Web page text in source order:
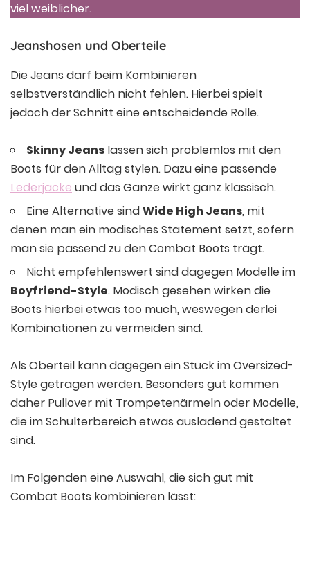
viel weiblicher.
Jeanshosen und Oberteile
Die Jeans darf beim Kombinieren
selbstverständlich nicht fehlen. Hierbei spielt
jedoch der Schnitt eine entscheidende Rolle.
Skinny Jeans lassen sich problemlos mit den
Boots für den Alltag stylen. Dazu eine passende
Lederjacke und das Ganze wirkt ganz klassisch.
Eine Alternative sindWide High Jeans, mit
denen man ein modisches Statement setzt, sofern
man sie passend zu den Combat Boots trägt.
Nicht empfehlenswert sind dagegen Modelle im
Boyfriend-Style. Modisch gesehen wirken die
Boots hierbei etwas too much, weswegen derlei
Kombinationen zu vermeiden sind.
Als Oberteil kann dagegen ein Stück im Oversized-
Style getragen werden. Besonders gut kommen
daher Pullover mit Trompetenärmeln oder Modelle,
die im Schulterbereich etwas ausladend gestaltet
sind.
Im Folgenden eine Auswahl, die sich gut mit
Combat Boots kombinieren lässt: